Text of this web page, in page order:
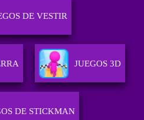
DE VESTIR
JUEGOS 3D
DE STICKMAN